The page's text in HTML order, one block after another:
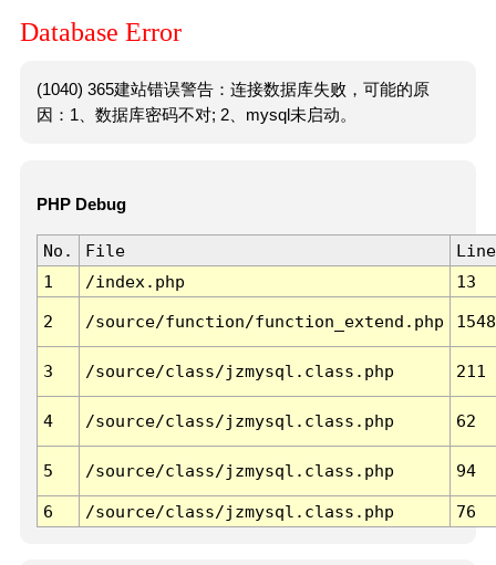
Database Error
(1040) 365建站错误警告：连接数据库失败，可能的原
因：1、数据库密码不对; 2、mysql未启动。
PHP Debug
No. File
Line
1
/index.php 13
2 /source/function/function_extend.php 1548
3 /source/class/jzmysql.class.php 211
4 /source/class/jzmysql.class.php 62
5 /source/class/jzmysql.class.php 94
6 /source/class/jzmysql.class.php 76